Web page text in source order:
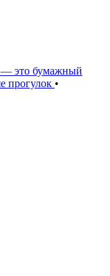
это бумажный
прогулок •